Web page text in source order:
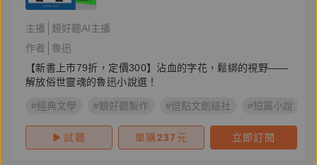
主播
鏡好聽AI主播
作者
魯迅
【新書上市79折，定價300】沾血的字花，鬆綁的視野——
解放俗世靈魂的魯迅小說選！
#經典文學 #鏡好聽製作 #逗點文創結社 #短篇小說
試聽 單購237 元 立即訂閱